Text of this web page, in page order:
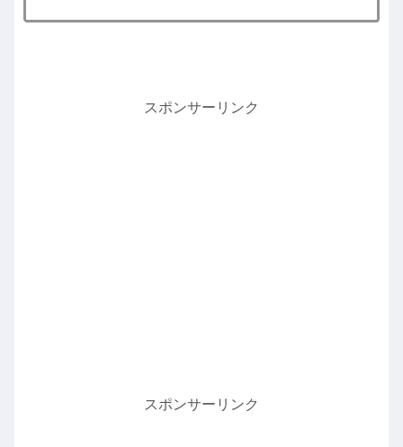
スポンサーリンク
スポンサーリンク